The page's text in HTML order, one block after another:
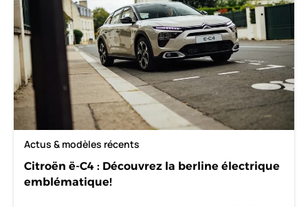
Actus & modèles récents
Citroën ë-C4 : Découvrez la berline électrique
emblématique!